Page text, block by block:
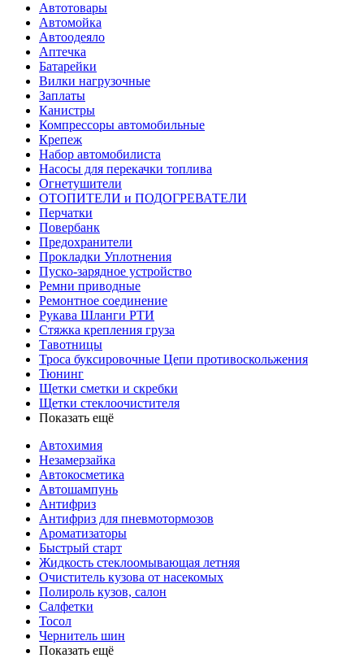
Автотовары
Автомойка
Автоодеяло
Аптечка
Батарейки
Вилки нагрузочные
Заплаты
Канистры
Компрессоры автомобильные
Крепеж
Набор автомобилиста
Насосы для перекачки топлива
Огнетушители
ОТОПИТЕЛИ и ПОДОГРЕВАТЕЛИ
Перчатки
Повербанк
Предохранители
Прокладки Уплотнения
Пуско-зарядное устройство
Ремни приводные
Ремонтное соединение
Рукава Шланги РТИ
Стяжка крепления груза
Тавотницы
Троса буксировочные Цепи противоскольжения
Тюнинг
Щетки сметки и скребки
Щетки стеклоочистителя
Показать ещё
Автохимия
Незамерзайка
Автокосметика
Автошампунь
Антифриз
Антифриз для пневмотормозов
Ароматизаторы
Быстрый старт
Жидкость стеклоомывающая летняя
Очиститель кузова от насекомых
Полироль кузов, салон
Салфетки
Тосол
Чернитель шин
Показать ещё